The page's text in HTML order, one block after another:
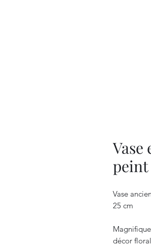
peint
Vase
25 cm
décor